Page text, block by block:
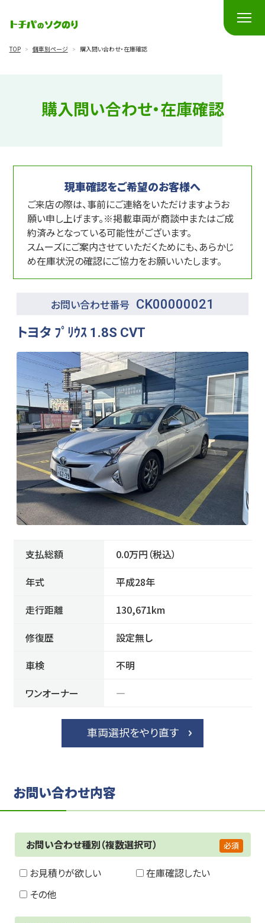
TOP > 個車別ページ > 購入問い合わせ・在庫確認
購入問い合わせ・在庫確認
現車確認をご希望のお客様へ
ご来店の際は、事前にご連絡をいただけますようお
願い申し上げます。 ※掲載車両が商談中またはご成
約済みとなっている可能性がございます。
スムーズにご案内させていただくためにも、あらかじ
め在庫状況の確認にご協力をお願いいたします。
お問い合わせ番号 CK00000021
トヨタ ﾌﾟﾘｳｽ 1.8S CVT
支払総額
0.0万円（税込）
年式
平成28年
走行距離
130,671km
修復歴
設定無し
車検
不明
ワンオーナー
―
車両選択をやり直す
お問い合わせ内容
お問い合わせ種別（複数選択可）
お見積りが欲しい
在庫確認したい
その他